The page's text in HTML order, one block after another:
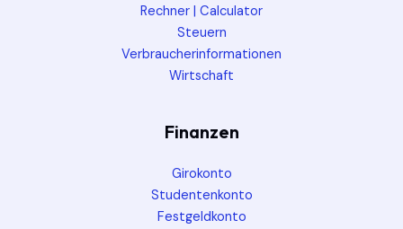
Rechner | Calculator
Steuern
Verbraucherinformationen
Wirtschaft
Finanzen
Girokonto
Studentenkonto
Festgeldkonto